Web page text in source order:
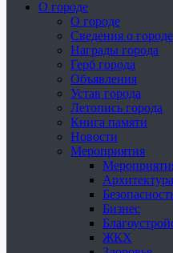
О городе
О городе
Сведения о городе
Награды города
Герб города
Объявления
Устав города
Летопись города
Книга памяти
Новости
Мероприятия
Бизнес
ЖКХ